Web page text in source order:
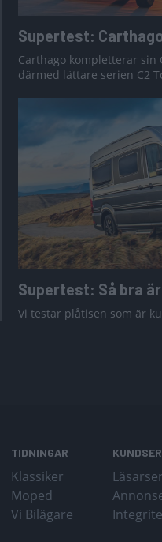
Supertest:
Carthago kompletterar sin
därmed lättare serien C2
Supertest: Så bra
Vi testar plåtisen som är
TIDNINGAR
Klassiker
Moped
Vi Bilägare